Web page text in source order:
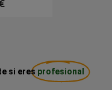
si eres profesional